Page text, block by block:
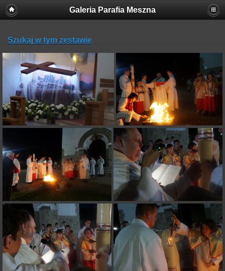
Galeria Parafia Meszna
Szukaj w tym zestawie